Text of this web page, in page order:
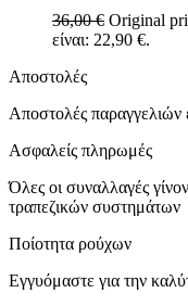
36,00€ Original
είναι: 22,90 €.
Αποστολές
Αποστολές παραγγελιών
Ασφαλείς πληρωμές
Όλες οι συναλλαγές
τραπεζικών συστημάτων
Ποίοτητα ρούχων
Εγγυόμαστε για την